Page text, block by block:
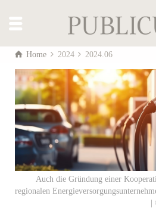
Home 2024 2024.06
Auch die Gründung einer
regionalen
|